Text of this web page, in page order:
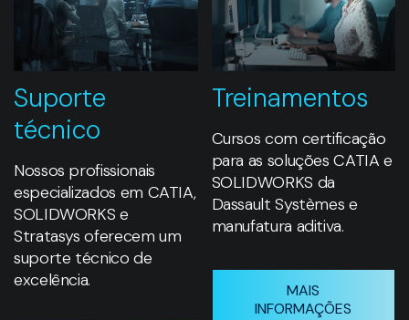
Suporte
técnico
Nossos profissionais
especializados em CATIA,
SOLIDWORKS e
Stratasys oferecem um
suporte técnico de
excelência.
Treinamentos
Cursos com certificação
para as soluções CATIA e
SOLIDWORKS da
Dassault Systèmes e
manufatura aditiva.
MAIS
INFORMAÇÕES